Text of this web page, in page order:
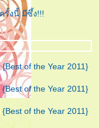
ษที่หนังไท
ร!
... เมื่อคำ “รัก”
” คงทำลายคน
ายวอด
Afterlife"...
งต้องนับศพ
นไปข้าง!!
รั้งนี้ มีซึ้ง!!!
of the Year 2011}
of the Year 2011}
of the Year 2011}